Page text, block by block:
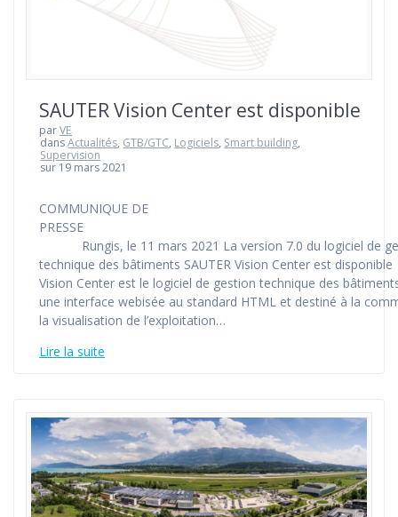
SAUTER Vision Center est disponible
parVE
dansActualités, GTB/GTC, Logiciels, Smart building,
Supervision
sur 19 mars 2021
COMMUNIQUE DE
Rungis, le 11 mars 2021 La version 7.0 du logiciel de
technique des bâtiments SAUTER Vision Center est disponible
Vision Center est le logiciel de gestion technique des
une interface webisée au standard HTML et destiné à la
la visualisation de l’exploitation…
Lire la suite